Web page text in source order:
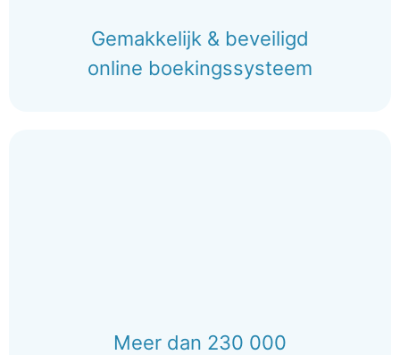
Gemakkelijk & beveiligd
online boekingssysteem
Meer dan 230 000